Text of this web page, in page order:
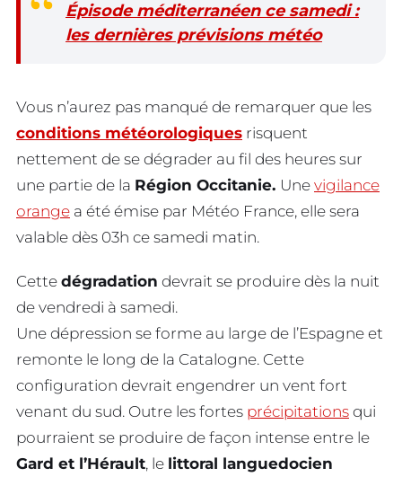
Épisode méditerranéen ce samedi :
les dernières prévisions météo
Vous n’aurez pas manqué de remarquer que les
conditions météorologiques risquent
nettement de se dégrader au fil des heures sur
une partie de la Région Occitanie. Une vigilance
orange a été émise par Météo France, elle sera
valable dès 03h ce samedi matin.
Cette dégradation devrait se produire dès la nuit
de vendredi à samedi.
Une dépression se forme au large de l’Espagne et
remonte le long de la Catalogne. Cette
configuration devrait engendrer un vent fort
venant du sud. Outre les fortes précipitations qui
pourraient se produire de façon intense entre le
Gard et l’Hérault, le littoral languedocien